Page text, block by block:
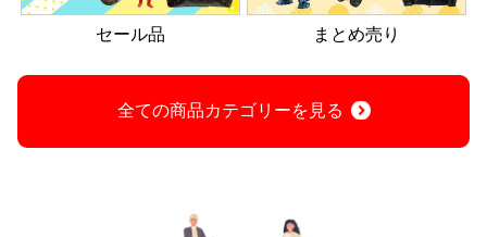
セール品 まとめ売り
全ての商品カテゴリーを見る